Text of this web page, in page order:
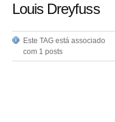
Louis Dreyfuss
Este TAG está associado
com 1 posts